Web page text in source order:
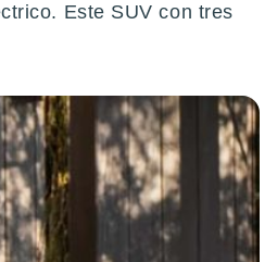
Este SUV con tres